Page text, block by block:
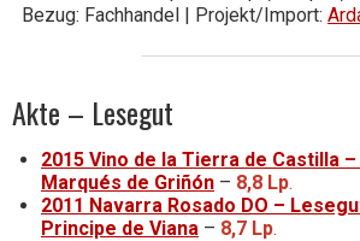
Bezug: Fachhandel | Projekt/Import:
Akte – Lesegut
2015 Vino de la Tierra de Castilla
Marqués de Griñón – 8,8 Lp.
2011 Navarra Rosado DO –
Principe de Viana – 8,7 Lp.